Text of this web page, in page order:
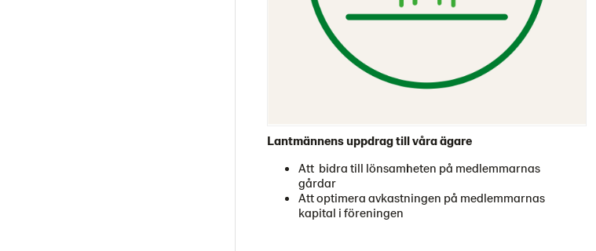
Lantmännens uppdrag till våra ägare
Att bidra till lönsamheten på medlemmarnas
gårdar
Att optimera avkastningen på medlemmarnas
kapital i föreningen